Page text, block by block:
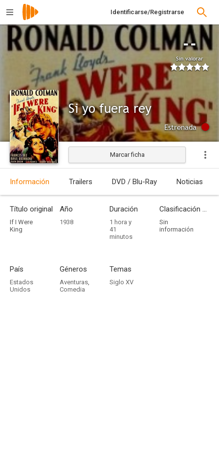
Identificarse/Registrarse
--
Sin valorar
Si yo fuera rey
Estrenada
Marcar ficha
Información Trailers DVD / Blu-Ray Noticias
Título original
If I Were
King
Año
1938
Duración
1 hora y
41
minutos
Clasificación por edades
Sin
información
País
Estados
Unidos
Géneros
Aventuras,
Comedia
Temas
Siglo XV